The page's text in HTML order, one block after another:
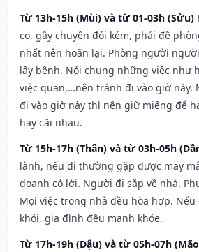
Từ 13h-15h (Mùi) và từ 01-03h (Sửu)
cọ, gây chuyện đói kém, phải đề
nhất nên hoãn lại. Phòng người
lây bệnh. Nói chung những việc như
việc quan,…nên tránh đi vào giờ này.
đi vào giờ này thì nên giữ miệng để
hay cãi nhau.
Từ 15h-17h (Thân) và từ 03h-05h
lành, nếu đi thường gặp được may
doanh có lời. Người đi sắp về nhà.
Mọi việc trong nhà đều hòa hợp.
khỏi, gia đình đều mạnh khỏe.
Từ 17h-19h (Dậu) và từ 05h-07h